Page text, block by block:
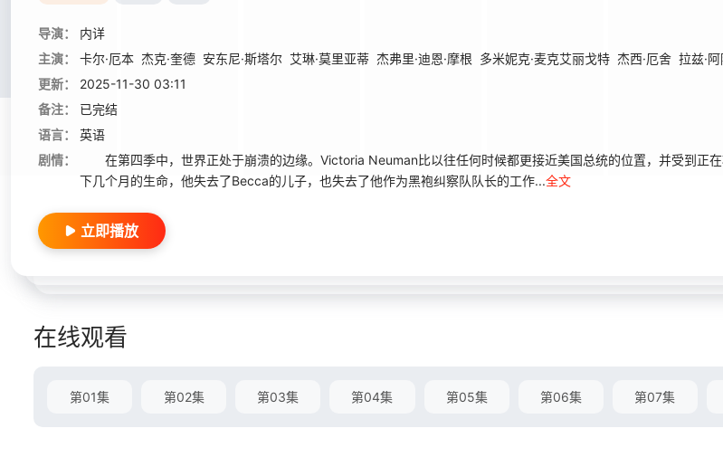
导演：
内详
主演：
卡尔·厄本 杰克·奎德 安东尼·斯塔尔 艾琳·莫里亚蒂 杰弗里·迪恩·摩根 多米妮克·麦克艾丽戈特 杰西·厄舍 拉兹·
更新：
2025-11-30 03:11
备注：
已完结
语言：
英语
剧情：
在第四季中，世界正处于崩溃的边缘。Victoria Neuman比以往任何时候都更接近美国总统的位置，并受到正
下几个月的生命，他失去了Becca的儿子，也失去了他作为黑袍纠察队队长的工作...全文
立即播放
在线观看
第01集 第02集 第03集 第04集 第05集 第06集 第07集